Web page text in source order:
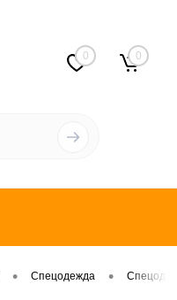
0 0
• Спецодежда •